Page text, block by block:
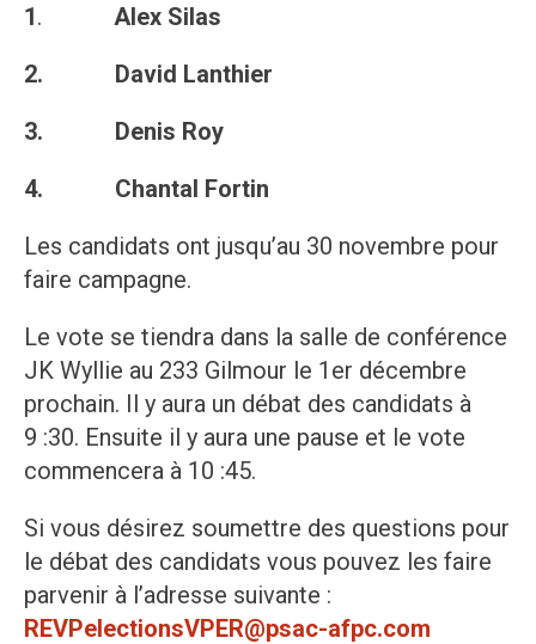
1. Alex Silas
2. David Lanthier
3. Denis Roy
4. Chantal Fortin
Les candidats ont jusqu’au 30 novembre pour
faire campagne.
Le vote se tiendra dans la salle de conférence
JK Wyllie au 233 Gilmour le 1er décembre
prochain. Il y aura un débat des candidats à
9 :30. Ensuite il y aura une pause et le vote
commencera à 10 :45.
Si vous désirez soumettre des questions pour
le débat des candidats vous pouvez les faire
parvenir à l’adresse suivante :
REVPelectionsVPER@psac-afpc.com